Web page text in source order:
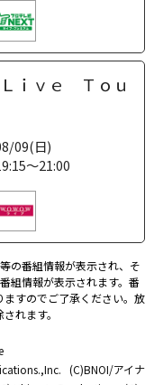
ｉｖｅ Ｔｏｕ
09(日)
～21:00
の番組情報が表示され、そ
組情報が表示されます。番
すのでご了承ください。放
れます。
(C)BNOI/アイナ